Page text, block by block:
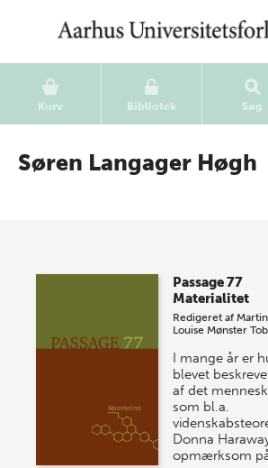
Kurv Bibliotek Søg
Søren Langager Høgh
Passage 77
Materialitet
Redigeret af
Louise Mønster
I mange år er
blevet
af det
som bl.a.
Donna
opmærksom